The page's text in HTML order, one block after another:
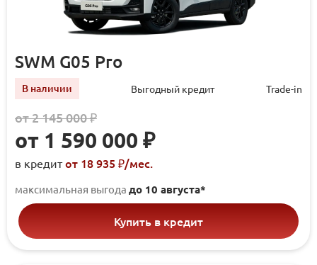
SWM G05 Pro
В наличии Выгодный кредит Trade-in
от 2 145 000 ₽
от 1 590 000 ₽
в кредитот 18 935 ₽/мec.
максимальная выгода до 10 августа*
Купить в кредит